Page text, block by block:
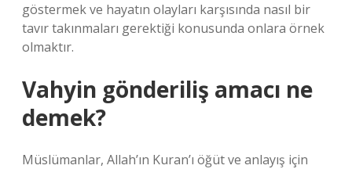
göstermek ve hayatın olayları karşısında nasıl bir
tavır takınmaları gerektiği konusunda onlara örnek
olmaktır.
Vahyin gönderiliş amacı ne
demek?
Müslümanlar, Allah’ın Kuran’ı öğüt ve anlayış için